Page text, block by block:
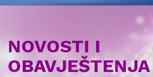
NOVOSTI I
OBAVJEŠTENJA